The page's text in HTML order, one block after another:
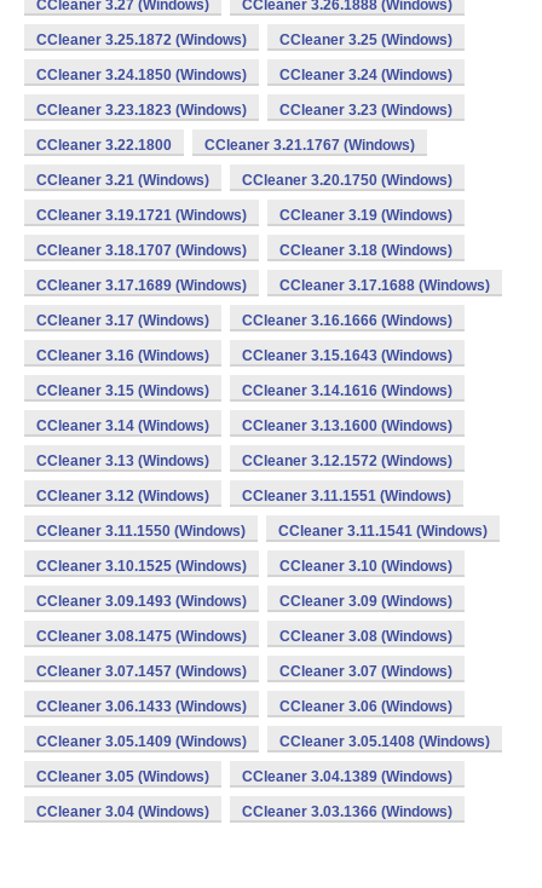
CCleaner 3.27 (Windows) CCleaner 3.26.1888 (Windows)
CCleaner 3.25.1872 (Windows) CCleaner 3.25 (Windows)
CCleaner 3.24.1850 (Windows) CCleaner 3.24 (Windows)
CCleaner 3.23.1823 (Windows) CCleaner 3.23 (Windows)
CCleaner 3.22.1800 CCleaner 3.21.1767 (Windows)
CCleaner 3.21 (Windows) CCleaner 3.20.1750 (Windows)
CCleaner 3.19.1721 (Windows) CCleaner 3.19 (Windows)
CCleaner 3.18.1707 (Windows) CCleaner 3.18 (Windows)
CCleaner 3.17.1689 (Windows) CCleaner 3.17.1688 (Windows)
CCleaner 3.17 (Windows) CCleaner 3.16.1666 (Windows)
CCleaner 3.16 (Windows) CCleaner 3.15.1643 (Windows)
CCleaner 3.15 (Windows) CCleaner 3.14.1616 (Windows)
CCleaner 3.14 (Windows) CCleaner 3.13.1600 (Windows)
CCleaner 3.13 (Windows) CCleaner 3.12.1572 (Windows)
CCleaner 3.12 (Windows) CCleaner 3.11.1551 (Windows)
CCleaner 3.11.1550 (Windows) CCleaner 3.11.1541 (Windows)
CCleaner 3.10.1525 (Windows) CCleaner 3.10 (Windows)
CCleaner 3.09.1493 (Windows) CCleaner 3.09 (Windows)
CCleaner 3.08.1475 (Windows) CCleaner 3.08 (Windows)
CCleaner 3.07.1457 (Windows) CCleaner 3.07 (Windows)
CCleaner 3.06.1433 (Windows) CCleaner 3.06 (Windows)
CCleaner 3.05.1409 (Windows) CCleaner 3.05.1408 (Windows)
CCleaner 3.05 (Windows) CCleaner 3.04.1389 (Windows)
CCleaner 3.04 (Windows) CCleaner 3.03.1366 (Windows)